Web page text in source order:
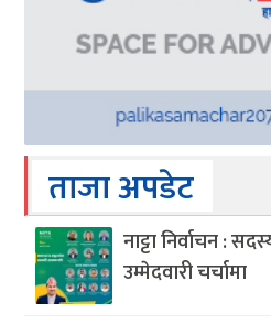
ताजा अपडेट
नाट्टा निर्वाचन :
उम्मेदवारी चर्चामा